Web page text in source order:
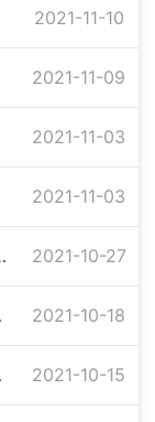
2021-11-10
2021-11-09
2021-11-03
2021-11-03
引领促宅改 2021-10-27
兴 2021-10-18
子 2021-10-15